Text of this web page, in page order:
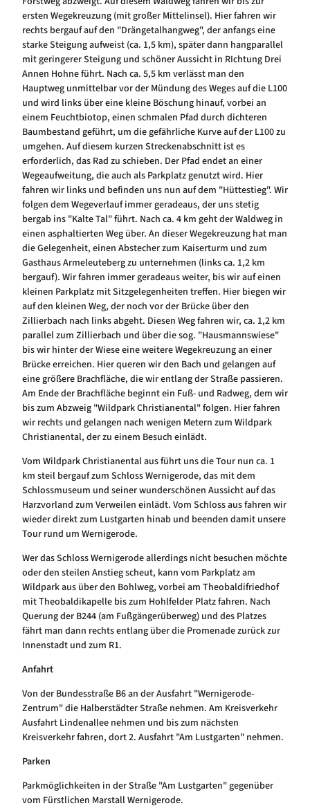
ersten Wegekreuzung (mit großer Mittelinsel). Hier fahren wir
rechts bergauf auf den "Drängetalhangweg", der anfangs eine
starke Steigung aufweist (ca. 1,5 km), später dann hangparallel
mit geringerer Steigung und schöner Aussicht in RIchtung Drei
Annen Hohne führt. Nach ca. 5,5 km verlässt man den
Hauptweg unmittelbar vor der Mündung des Weges auf die L100
und wird links über eine kleine Böschung hinauf, vorbei an
einem Feuchtbiotop, einen schmalen Pfad durch dichteren
Baumbestand geführt, um die gefährliche Kurve auf der L100 zu
umgehen. Auf diesem kurzen Streckenabschnitt ist es
erforderlich, das Rad zu schieben. Der Pfad endet an einer
Wegeaufweitung, die auch als Parkplatz genutzt wird. Hier
fahren wir links und befinden uns nun auf dem "Hüttestieg". Wir
folgen dem Wegeverlauf immer geradeaus, der uns stetig
bergab ins "Kalte Tal" führt. Nach ca. 4 km geht der Waldweg in
einen asphaltierten Weg über. An dieser Wegekreuzung hat man
die Gelegenheit, einen Abstecher zum Kaiserturm und zum
Gasthaus Armeleuteberg zu unternehmen (links ca. 1,2 km
bergauf). Wir fahren immer geradeaus weiter, bis wir auf einen
kleinen Parkplatz mit Sitzgelegenheiten treffen. Hier biegen wir
auf den kleinen Weg, der noch vor der Brücke über den
Zillierbach nach links abgeht. Diesen Weg fahren wir, ca. 1,2 km
parallel zum Zillierbach und über die sog. "Hausmannswiese"
bis wir hinter der Wiese eine weitere Wegekreuzung an einer
Brücke erreichen. Hier queren wir den Bach und gelangen auf
eine größere Brachfläche, die wir entlang der Straße passieren.
Am Ende der Brachfläche beginnt ein Fuß- und Radweg, dem wir
bis zum Abzweig "Wildpark Christianental" folgen. Hier fahren
wir rechts und gelangen nach wenigen Metern zum Wildpark
Christianental, der zu einem Besuch einlädt.
Vom Wildpark Christianental aus führt uns die Tour nun ca. 1
km steil bergauf zum Schloss Wernigerode, das mit dem
Schlossmuseum und seiner wunderschönen Aussicht auf das
Harzvorland zum Verweilen einlädt. Vom Schloss aus fahren wir
wieder direkt zum Lustgarten hinab und beenden damit unsere
Tour rund um Wernigerode.
Wer das Schloss Wernigerode allerdings nicht besuchen möchte
oder den steilen Anstieg scheut, kann vom Parkplatz am
Wildpark aus über den Bohlweg, vorbei am Theobaldifriedhof
mit Theobaldikapelle bis zum Hohlfelder Platz fahren. Nach
Querung der B244 (am Fußgängerüberweg) und des Platzes
fährt man dann rechts entlang über die Promenade zurück zur
Innenstadt und zum R1.
Anfahrt
Von der Bundesstraße B6 an der Ausfahrt "Wernigerode-
Zentrum" die Halberstädter Straße nehmen. Am Kreisverkehr
Ausfahrt Lindenallee nehmen und bis zum nächsten
Kreisverkehr fahren, dort 2. Ausfahrt "Am Lustgarten" nehmen.
Parken
Parkmöglichkeiten in der Straße "Am Lustgarten" gegenüber
vom Fürstlichen Marstall Wernigerode.